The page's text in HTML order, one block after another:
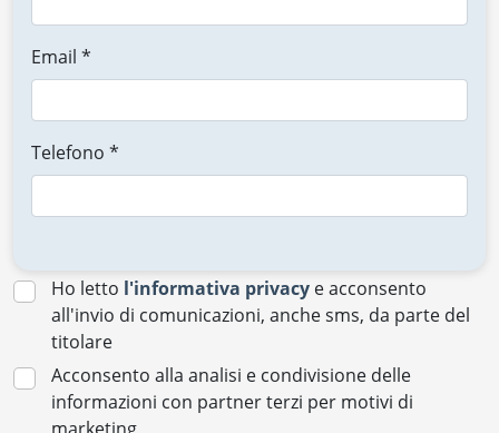
Email *
Telefono *
Ho letto l'informativa privacy e acconsento
all'invio di comunicazioni, anche sms, da parte del
titolare
Acconsento alla analisi e condivisione delle
informazioni con partner terzi per motivi di